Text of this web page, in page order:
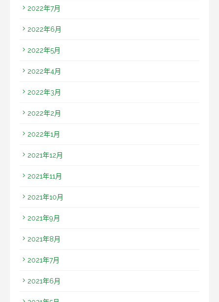
2022年7月
2022年6月
2022年5月
2022年4月
2022年3月
2022年2月
2022年1月
2021年12月
2021年11月
2021年10月
2021年9月
2021年8月
2021年7月
2021年6月